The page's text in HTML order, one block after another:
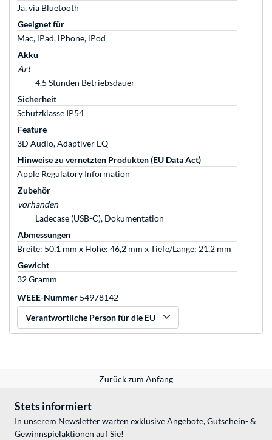
Ja, via Bluetooth
Geeignet für
Mac, iPad, iPhone, iPod
Akku
Art
4.5 Stunden Betriebsdauer
Sicherheit
Schutzklasse IP54
Feature
3D Audio, Adaptiver EQ
Hinweise zu vernetzten Produkten (EU Data Act)
Apple Regulatory Information
Zubehör
vorhanden
Ladecase (USB-C), Dokumentation
Abmessungen
Breite: 50,1 mm x Höhe: 46,2 mm x Tiefe/Länge: 21,2 mm
Gewicht
32 Gramm
WEEE-Nummer 54978142
Verantwortliche Person für die EU
Zurück zum Anfang
Stets informiert
In unserem Newsletter warten exklusive Angebote, Gutschein- &
Gewinnspielaktionen auf Sie!